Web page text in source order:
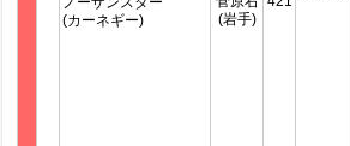
(カーネギー)
(岩手)